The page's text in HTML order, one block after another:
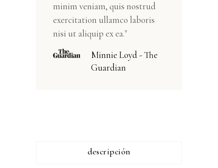
minim veniam, quis nostrud
exercitation ullamco laboris
nisi ut aliquip ex ea."
Minnie Loyd - The
Guardian
descripción